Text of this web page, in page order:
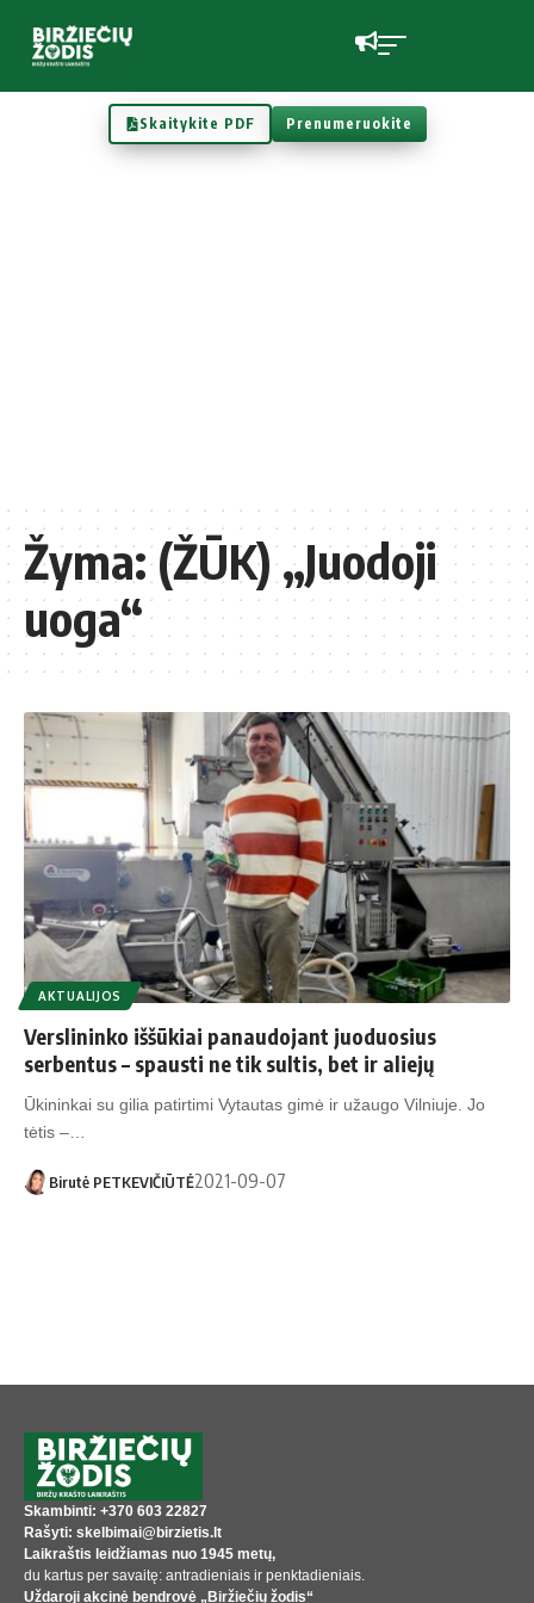
Skaitykite PDF Prenumeruokite
Žyma:(ŽŪK) „Juo­do­ji
uo­ga“
AKTUALIJOS
Verslininko iššūkiai panaudojant juoduosius
serbentus – spausti ne tik sultis, bet ir aliejų
Ūkininkai su gilia patirtimi Vytautas gimė ir užaugo Vilniuje. Jo
tėtis –…
Birutė PETKEVIČIŪTĖ2021-09-07
Skambinti: +370 603 22827
Rašyti: skelbimai@birzietis.lt
Laikraštis leidžiamas nuo 1945 metų,
du kartus per savaitę: antradieniais ir penktadieniais.
Uždaroji akcinė bendrovė „Biržiečių žodis“